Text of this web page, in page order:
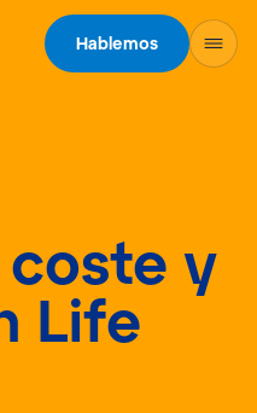
Hablemos
coste y
Life